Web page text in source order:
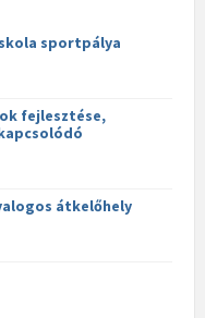
sportpálya
fejlesztése,
átkelőhely